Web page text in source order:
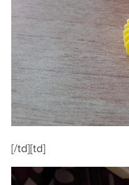
[/td][td]